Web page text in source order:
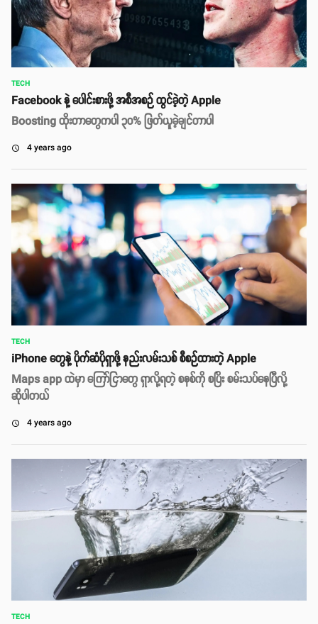
TECH
Facebook နဲ့ ပေါင်းစားဖို့ အစီအစဉ် ထွင်ခဲ့တဲ့ Apple
Boosting ထိုးတာတွေကပါ ၃၀% ဖြတ်ယူခဲ့ချင်တာပါ
access_time 4 years ago
TECH
iPhone တွေနဲ့ ပိုက်ဆံပိုရှာဖို့ နည်းလမ်းသစ် စီစဉ်ထားတဲ့ Apple
Maps app ထဲမှာ ကြော်ငြာတွေ ရှာလို့ရတဲ့ စနစ်ကို စပြိး စမ်းသပ်နေပြီလို့
ဆိုပါတယ်
access_time 4 years ago
TECH